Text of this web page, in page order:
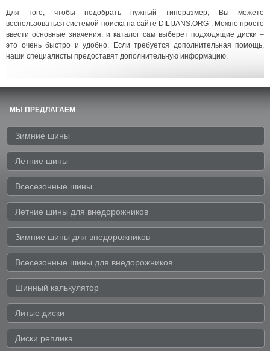
Для того, чтобы подобрать нужный типоразмер, Вы можете
воспользоваться системой поиска на сайте DILIJANS.ORG . Можно просто
ввести основные значения, и каталог сам выберет подходящие диски –
это очень быстро и удобно. Если требуется дополнительная помощь,
наши специалисты предоставят дополнительную информацию.
МЫ ПРЕДЛАГАЕМ
Зимние шины
Летние шины
Всесезонные шины
Летние шины для внедорожников
Зимние шины для внедорожников
Всесезонные шины для внедорожников
Шинный калькулятор
Литые диски
Диски реплика